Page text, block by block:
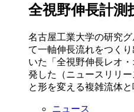
全視野伸長計測
名古屋工業大学の研究
て一軸伸長流れをつく
いた「全視野伸長レオ
発した（ニュースリリ
と形を変える複雑流体
ニュース